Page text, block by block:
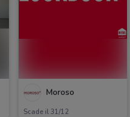
Moroso
Scade il 31/12